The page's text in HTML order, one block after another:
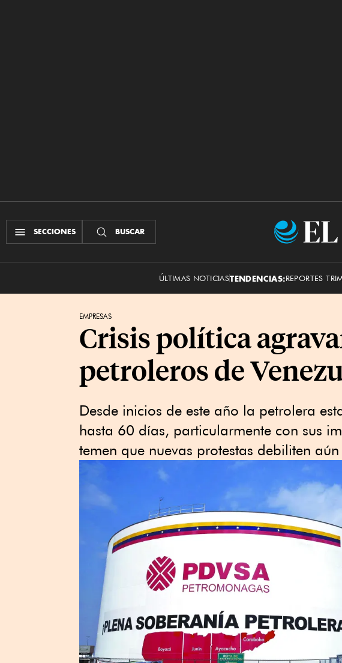
SECCIONES BUSCAR
ÚLTIMAS NOTICIASTENDENCIAS:REPORTES
EMPRESAS
Crisis política
petroleros de
Desde inicios de este año la petrolera
hasta 60 días, particularmente con sus
temen que nuevas protestas debiliten